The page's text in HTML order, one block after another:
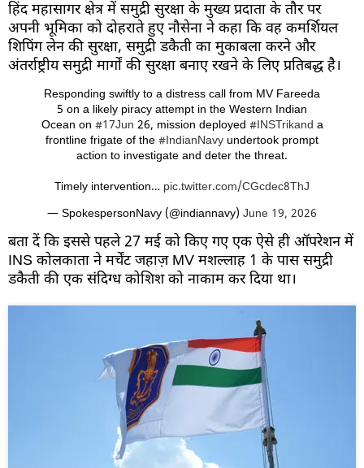
हिंद महासागर क्षेत्र में समुद्री सुरक्षा के मुख्य प्रदाता के तौर पर
अपनी भूमिका को दोहराते हुए नौसेना ने कहा कि वह कमर्शियल
शिपिंग लेन की सुरक्षा, समुद्री डकैती का मुकाबला करने और
अंतर्राष्ट्रीय समुद्री मार्गों की सुरक्षा बनाए रखने के लिए प्रतिबद्ध है।
Responding swiftly to a distress call from MV Fareeda
5 on a likely piracy attempt in the Western Indian
Ocean on #17Jun 26, mission deployed #INSTrikand a
frontline frigate of the #IndianNavy undertook prompt
action to investigate and deter the threat.
Timely intervention… pic.twitter.com/CGcdec8ThJ
— SpokespersonNavy (@indiannavy) June 19, 2026
बता दें कि इससे पहले 27 मई को किए गए एक ऐसे ही ऑपरेशन में
INS कोलकाता ने मर्चेंट जहाज़ MV मशल्लाह 1 के पास समुद्री
डकैती की एक संदिग्ध कोशिश को नाकाम कर दिया था।